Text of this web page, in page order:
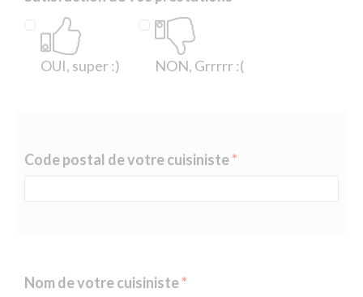
OUI, super :) NON, Grrrrr :(
Code postal de votre cuisiniste
Nom de votre cuisiniste